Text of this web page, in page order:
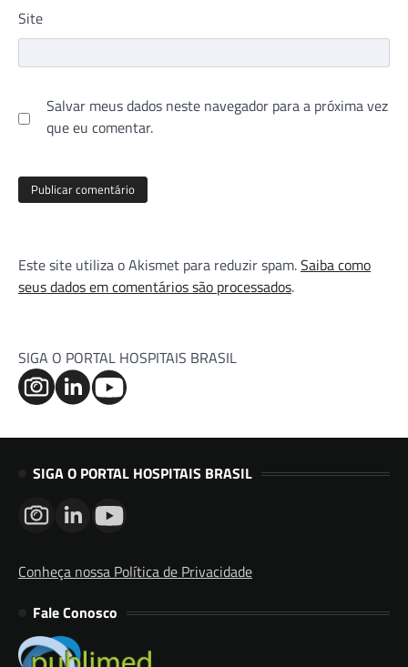
Site
Salvar meus dados neste navegador para a próxima vez
que eu comentar.
Este site utiliza o Akismet para reduzir spam.Saiba como
seus dados em comentários são processados.
SIGA O PORTAL HOSPITAIS BRASIL
SIGA O PORTAL HOSPITAIS BRASIL
Conheça nossa Política de Privacidade
Fale Conosco